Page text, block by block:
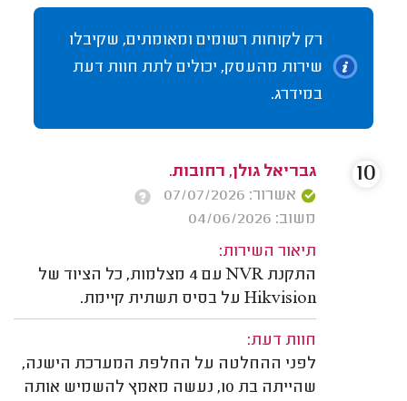
רק לקוחות רשומים ומאומתים, שקיבלו
שירות מהעסק, יכולים לתת חוות דעת
במידרג.
גבריאל גולן, רחובות.
אשרור: 07/07/2026
משוב: 04/06/2026
תיאור השירות:
התקנת NVR עם 4 מצלמות, כל הציוד של
Hikvision על בסיס תשתית קיימת.
חוות דעת:
לפני ההחלטה על החלפת המערכת הישנה,
שהייתה בת 10, נעשה מאמץ להשמיש אותה
10